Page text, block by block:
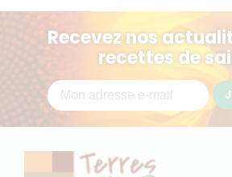
Recevez nos
recettes de